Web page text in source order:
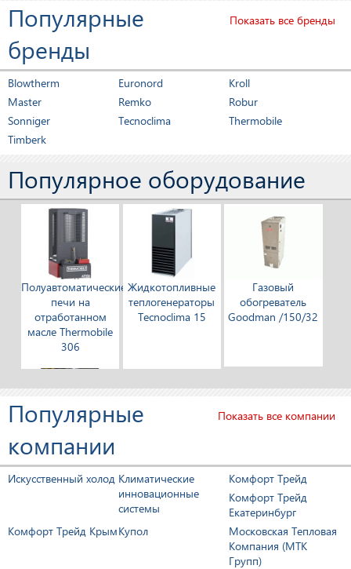
Показать все бренды
Популярные
бренды
Blowtherm Euronord
Kroll
Master
Remko
Robur
Sonniger
Tecnoclima
Thermobile
Timberk
Популярное оборудование
Полуавтоматические
печи на
отработанном
масле Thermobile
306
Жидкотопливные
теплогенераторы
Tecnoclima 15
Газовый
обогреватель
Goodman /150/32
Промышленные
теплогенераторы
Blowtherm 150
обогреватель
Goodman /050/32
Показать все компании
Популярные
компании
Искусственный холод Климатические
инновационные
системы
Комфорт Трейд
Комфорт Трейд
Екатеринбург
Комфорт Трейд КрымКупол
Московская Тепловая
Компания (МТК
Групп)